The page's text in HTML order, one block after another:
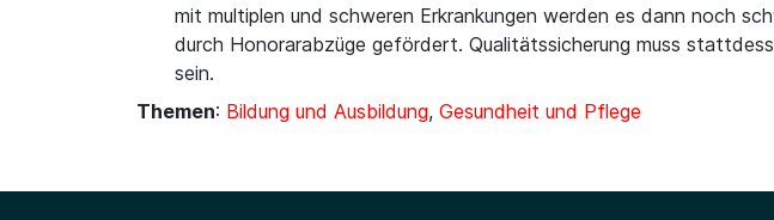
mit multiplen und schweren Erkrankungen werden es dann noch
durch Honorarabzüge gefördert. Qualitätssicherung muss
sein.
Themen: Bildung und Ausbildung, Gesundheit und Pflege